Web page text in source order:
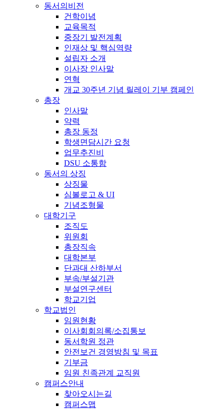
동서의비전
건학이념
교육목적
중장기 발전계획
인재상 및 핵심역량
설립자 소개
이사장 인사말
연혁
개교 30주년 기념 릴레이 기부 캠페인
총장
인사말
약력
총장 동정
학생면담시간 요청
업무추진비
DSU 소통함
동서의 상징
상징물
심볼로고 & UI
기념조형물
대학기구
조직도
위원회
총장직속
대학본부
단과대 산하부서
부속/부설기관
부설연구센터
학교기업
학교법인
임원현황
이사회회의록/소집통보
동서학원 정관
안전보건 경영방침 및 목표
기부금
임원 친족관계 교직원
캠퍼스안내
찾아오시는길
캠퍼스맵